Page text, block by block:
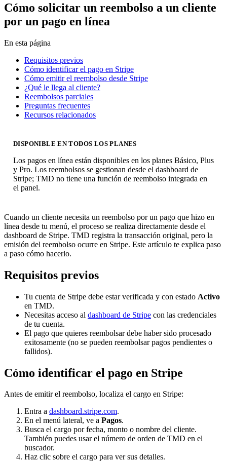
Cómo solicitar un reembolso a un cliente
por un pago en línea
En esta página
Requisitos previos
Cómo identificar el pago en Stripe
Cómo emitir el reembolso desde Stripe
¿Qué le llega al cliente?
Reembolsos parciales
Preguntas frecuentes
Recursos relacionados
DISPONIBLE EN TODOS LOS PLANES
Los pagos en línea están disponibles en los planes Básico, Plus
y Pro. Los reembolsos se gestionan desde el dashboard de
Stripe; TMD no tiene una función de reembolso integrada en
el panel.
Cuando un cliente necesita un reembolso por un pago que hizo en
línea desde tu menú, el proceso se realiza directamente desde el
dashboard de Stripe. TMD registra la transacción original, pero la
emisión del reembolso ocurre en Stripe. Este artículo te explica paso
a paso cómo hacerlo.
Requisitos previos
Tu cuenta de Stripe debe estar verificada y con estado Activo
en TMD.
Necesitas acceso al dashboard de Stripe con las credenciales
de tu cuenta.
El pago que quieres reembolsar debe haber sido procesado
exitosamente (no se pueden reembolsar pagos pendientes o
fallidos).
Cómo identificar el pago en Stripe
Antes de emitir el reembolso, localiza el cargo en Stripe:
Entra a dashboard.stripe.com.
En el menú lateral, ve a Pagos.
Busca el cargo por fecha, monto o nombre del cliente.
También puedes usar el número de orden de TMD en el
buscador.
Haz clic sobre el cargo para ver sus detalles.